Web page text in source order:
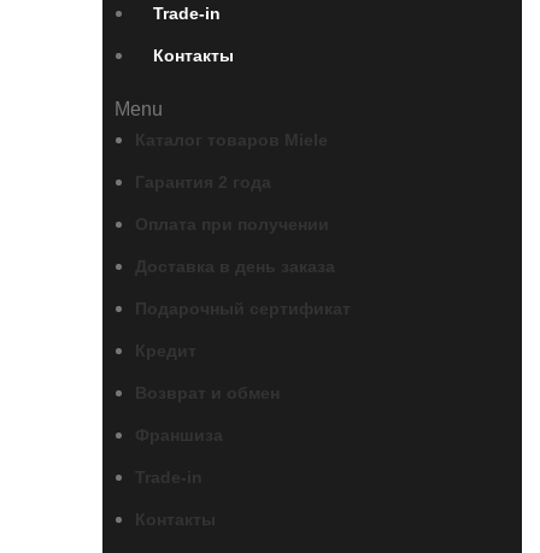
Trade-in
Контакты
Menu
Каталог товаров Miele
Гарантия 2 года
Оплата при получении
Доставка в день заказа
Подарочный сертификат
Кредит
Возврат и обмен
Контакты